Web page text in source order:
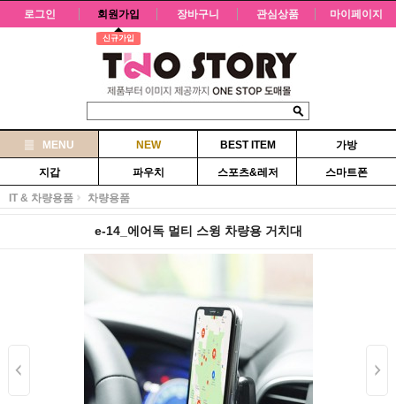
로그인 회원가입
신규가입
장바구니 관심상품 마이페이지
MENU NEW BEST ITEM 가방
지갑 파우치 스포츠&레저 스마트폰
IT & 차량용품 차량용품
e-14_에어독 멀티 스윙 차량용 거치대